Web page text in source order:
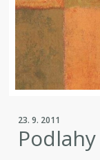
23. 9. 2011